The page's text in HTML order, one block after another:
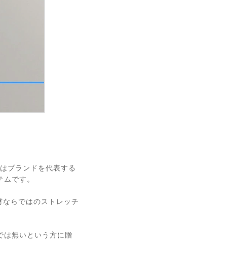
ブランドを代表する
です。
らではのストレッチ
は無いという方に贈